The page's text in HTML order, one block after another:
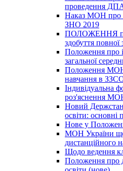
проведення
Наказ МОН про
ЗНО 2019
ПОЛОЖЕННЯ
здобуття повної
Положення про
загальної
Положення МОН
навчання в
Індивідуальна
роз'яснення
Новий
освіти: основні
Нове у
МОН України
дистанційного
Щодо ведення
Положення про